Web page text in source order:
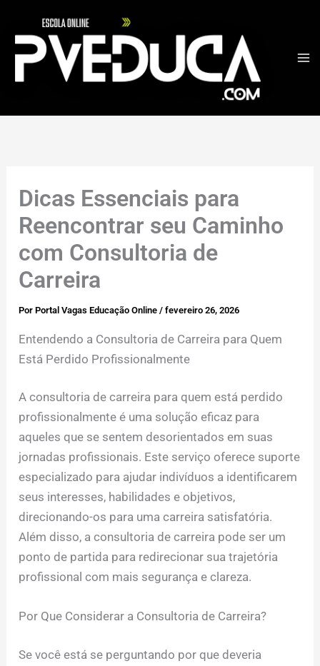
Dicas Essenciais para
Reencontrar seu Caminho
com Consultoria de
Carreira
PorPortal Vagas Educação Online/fevereiro 26, 2026
Entendendo a Consultoria de Carreira para Quem
Está Perdido Profissionalmente
A consultoria de carreira para quem está perdido
profissionalmente é uma solução eficaz para
aqueles que se sentem desorientados em suas
jornadas profissionais. Este serviço oferece suporte
especializado para ajudar indivíduos a identificarem
seus interesses, habilidades e objetivos,
direcionando-os para uma carreira satisfatória.
Além disso, a consultoria de carreira pode ser um
ponto de partida para redirecionar sua trajetória
profissional com mais segurança e clareza.
Por Que Considerar a Consultoria de Carreira?
Se você está se perguntando por que deveria